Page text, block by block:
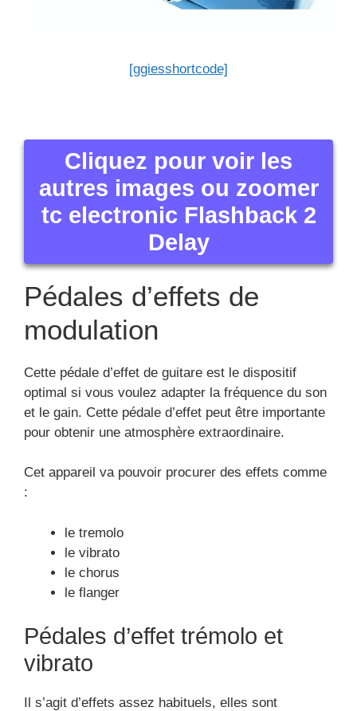
[ggiesshortcode]
Cliquez pour voir les
autres images ou zoomer
tc electronic Flashback 2
Delay
Pédales d’effets de
modulation
Cette pédale d’effet de guitare est le dispositif
optimal si vous voulez adapter la fréquence du son
et le gain. Cette pédale d’effet peut être importante
pour obtenir une atmosphère extraordinaire.
Cet appareil va pouvoir procurer des effets comme
:
le tremolo
le vibrato
le chorus
le flanger
Pédales d’effet trémolo et
vibrato
Il s’agit d’effets assez habituels, elles sont